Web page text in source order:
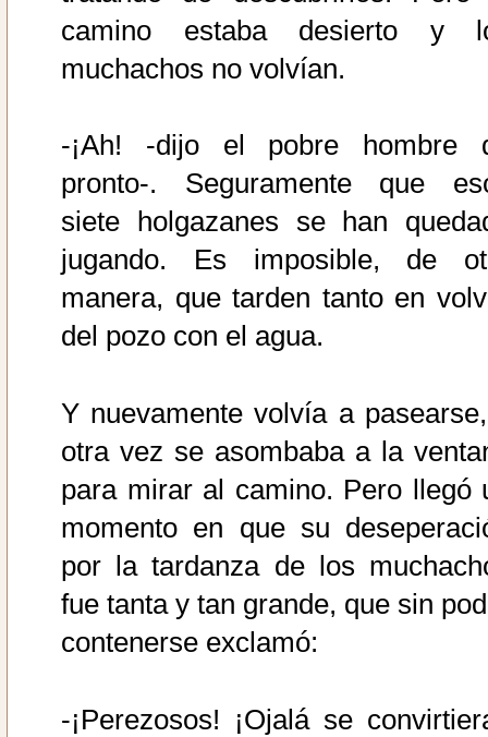
camino estaba desierto y
muchachos no volvían.
-¡Ah! -dijo el pobre hombre
pronto-. Seguramente que
siete holgazanes se han
jugando. Es imposible, de
manera, que tarden tanto en
del pozo con el agua.
Y nuevamente volvía a
otra vez se asombaba a la
para mirar al camino. Pero llegó
momento en que su
por la tardanza de los
fue tanta y tan grande, que sin
contenerse exclamó:
-¡Perezosos! ¡Ojalá se